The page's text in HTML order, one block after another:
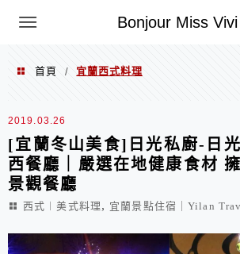
Bonjour Miss Vivi
選單
首頁 / 宜蘭西式料理
宜蘭西式料理
2019.03.26
[宜蘭冬山美食]日光私廚-日
西餐廳｜嚴選在地健康食材
景觀餐廳
西式︱美式料理 , 宜蘭景點住宿｜Yilan